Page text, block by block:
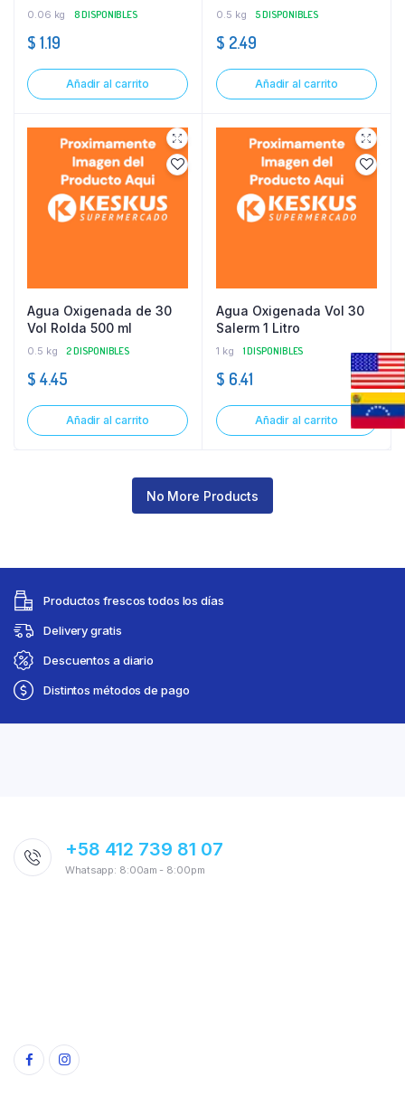
0.06 kg 8 DISPONIBLES
$ 1.19
Añadir al carrito
0.5 kg 5 DISPONIBLES
$ 2.49
Añadir al carrito
Agua Oxigenada de 30
Vol Rolda 500 ml
0.5 kg 2 DISPONIBLES
$ 4.45
Añadir al carrito
Agua Oxigenada Vol 30
Salerm 1 Litro
1 kg 1 DISPONIBLES
$ 6.41
Añadir al carrito
No More Products
Productos frescos todos los días
Delivery gratis
Descuentos a diario
Distintos métodos de pago
+58 412 739 81 07
Whatsapp: 8:00am - 8:00pm